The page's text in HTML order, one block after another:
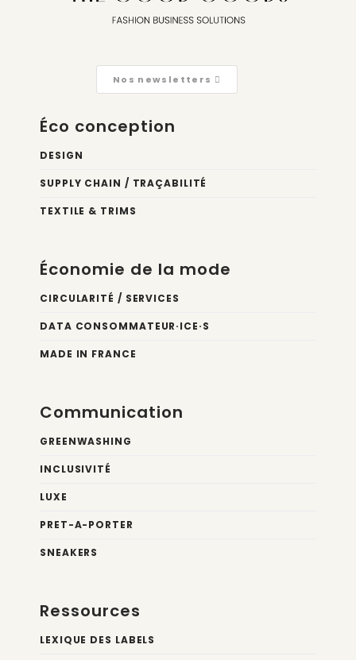
Nos newsletters
Éco conception
DESIGN
SUPPLY CHAIN / TRAÇABILITÉ
TEXTILE & TRIMS
Économie de la mode
CIRCULARITÉ / SERVICES
DATA CONSOMMATEUR·ICE·S
MADE IN FRANCE
Communication
GREENWASHING
INCLUSIVITÉ
LUXE
PRET-A-PORTER
SNEAKERS
Ressources
LEXIQUE DES LABELS